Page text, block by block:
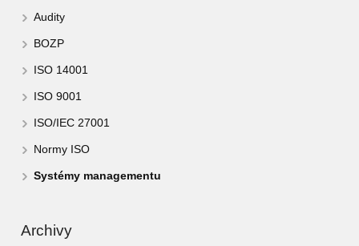
Audity
BOZP
ISO 14001
ISO 9001
ISO/IEC 27001
Normy ISO
Systémy managementu
Archivy